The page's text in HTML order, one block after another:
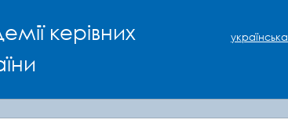
керівних
українська